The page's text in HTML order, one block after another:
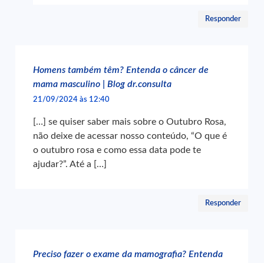
Responder
Homens também têm? Entenda o câncer de
mama masculino | Blog dr.consulta
21/09/2024 às 12:40
[…] se quiser saber mais sobre o Outubro Rosa,
não deixe de acessar nosso conteúdo, “O que é
o outubro rosa e como essa data pode te
ajudar?”. Até a […]
Responder
Preciso fazer o exame da mamografia? Entenda